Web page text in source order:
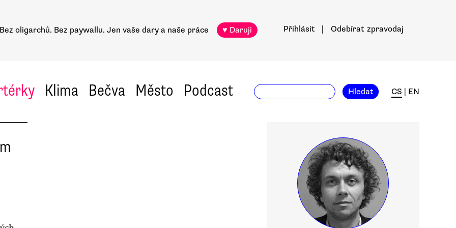
Bez oligarchů. Bez paywallu. Jen vaše dary a naše práce ♥ Daruji Přihlásit Odebírat zpravodaj
Klima Bečva Město Podcast Hledat CS EN